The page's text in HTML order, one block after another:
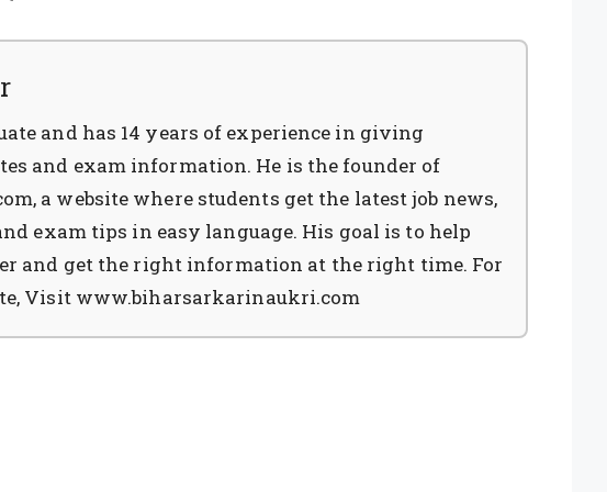
and has 14 years of experience in giving
and exam information. He is the founder of
a website where students get the latest job news,
exam tips in easy language. His goal is to help
and get the right information at the right time. For
Visit www.biharsarkarinaukri.com